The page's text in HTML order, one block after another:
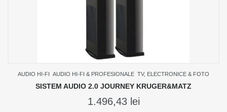
AUDIO HI-FI AUDIO HI-FI & PROFESIONALE TV, ELECTRONICE & FOTO
SISTEM AUDIO 2.0 JOURNEY KRUGER&MATZ
1.496,43 lei